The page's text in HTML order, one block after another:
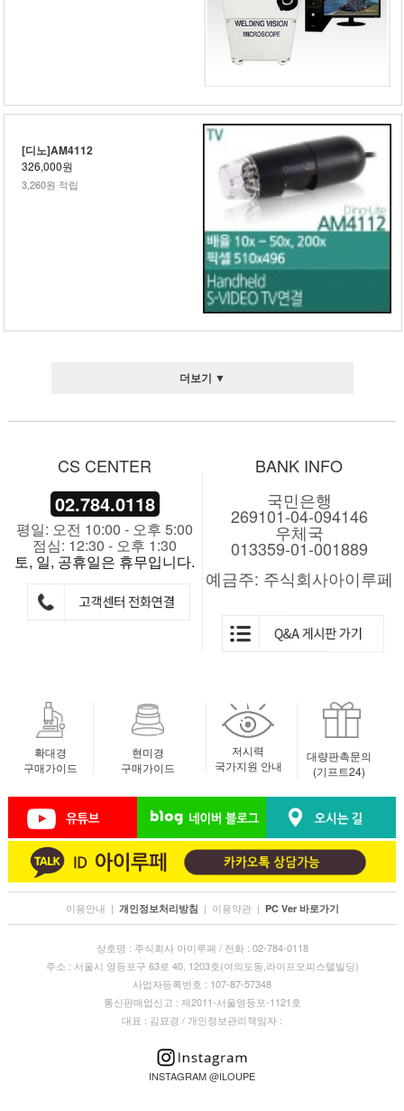
[디노]AM4112
326,000원
3,260원 적립
더보기 ▼
CS CENTER
02.784.0118
평일: 오전 10:00 - 오후 5:00
점심: 12:30 - 오후 1:30
토, 일, 공휴일은 휴무입니다.
BANK INFO
국민은행
269101-04-094146
우체국
013359-01-001889
예금주: 주식회사아이루페
확대경
구매가이드
현미경
구매가이드
저시력
국가지원 안내
대량판촉문의
(기프트24)
이용안내 | 개인정보처리방침 | 이용약관 | PC Ver 바로가기
상호명 : 주식회사 아이루페 / 전화 : 02-784-0118
주소 : 서울시 영등포구 63로 40, 1203호(여의도동,라이프오피스텔빌딩)
사업자등록번호 : 107-87-57348
통신판매업신고 : 제2011-서울영등포-1121호
대표 : 김묘경 / 개인정보관리책임자 :
INSTAGRAM @ILOUPE